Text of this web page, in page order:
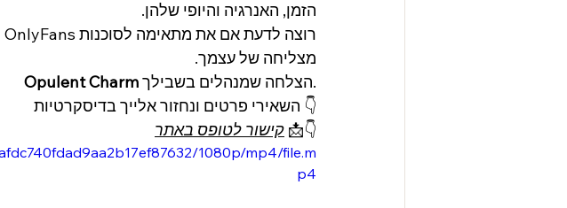
הזמן, האנרגיה והיופי שלהן.
מצליחה של עצמך.
Opulent Charm
הצלחה שמנהלים בשבילך.
👇 השאירי פרטים ונחזור אלייך בדיסקרטיות
👇📩 קישור לטופס באתר
1080p/mp4/file.m
p4